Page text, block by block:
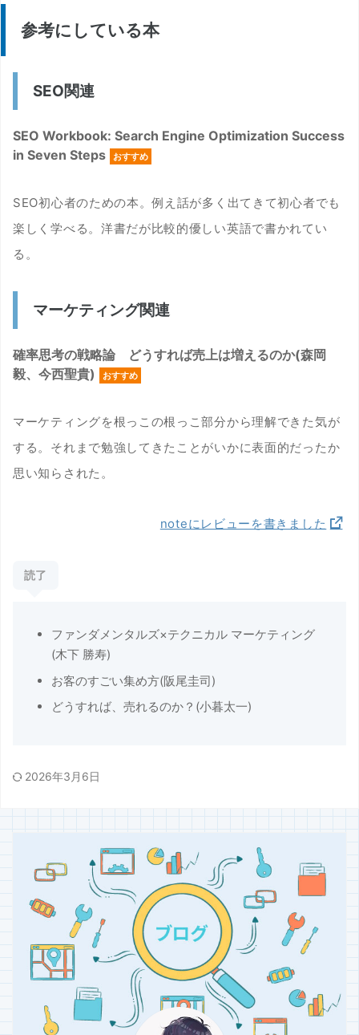
参考にしている本
SEO関連
SEO Workbook: Search Engine Optimization Success
in Seven Steps
おすすめ
SEO初心者のための本。例え話が多く出てきて初心者でも
楽しく学べる。洋書だが比較的優しい英語で書かれてい
る。
マーケティング関連
確率思考の戦略論 どうすれば売上は増えるのか(森岡
毅、今西聖貴)
おすすめ
マーケティングを根っこの根っこ部分から理解できた気が
する。それまで勉強してきたことがいかに表面的だったか
思い知らされた。
noteにレビューを書きました
読了
ファンダメンタルズ×テクニカル マーケティング
(木下 勝寿)
お客のすごい集め方(阪尾圭司)
どうすれば、売れるのか？(小暮太一)
2026年3月6日